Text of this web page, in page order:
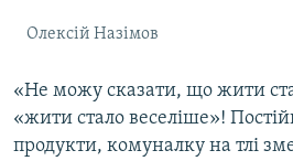
Олексій Назімов
«Не можу сказати, що жити
«жити стало веселіше»!
продукти, комуналку на тлі